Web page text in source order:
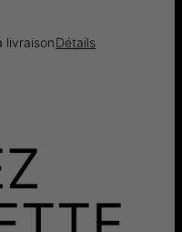
livraisonDétails